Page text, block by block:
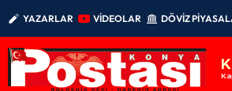
YAZARLAR VİDEOLAR DÖVİZ